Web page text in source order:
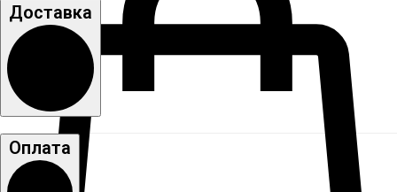
Доставка
Оплата